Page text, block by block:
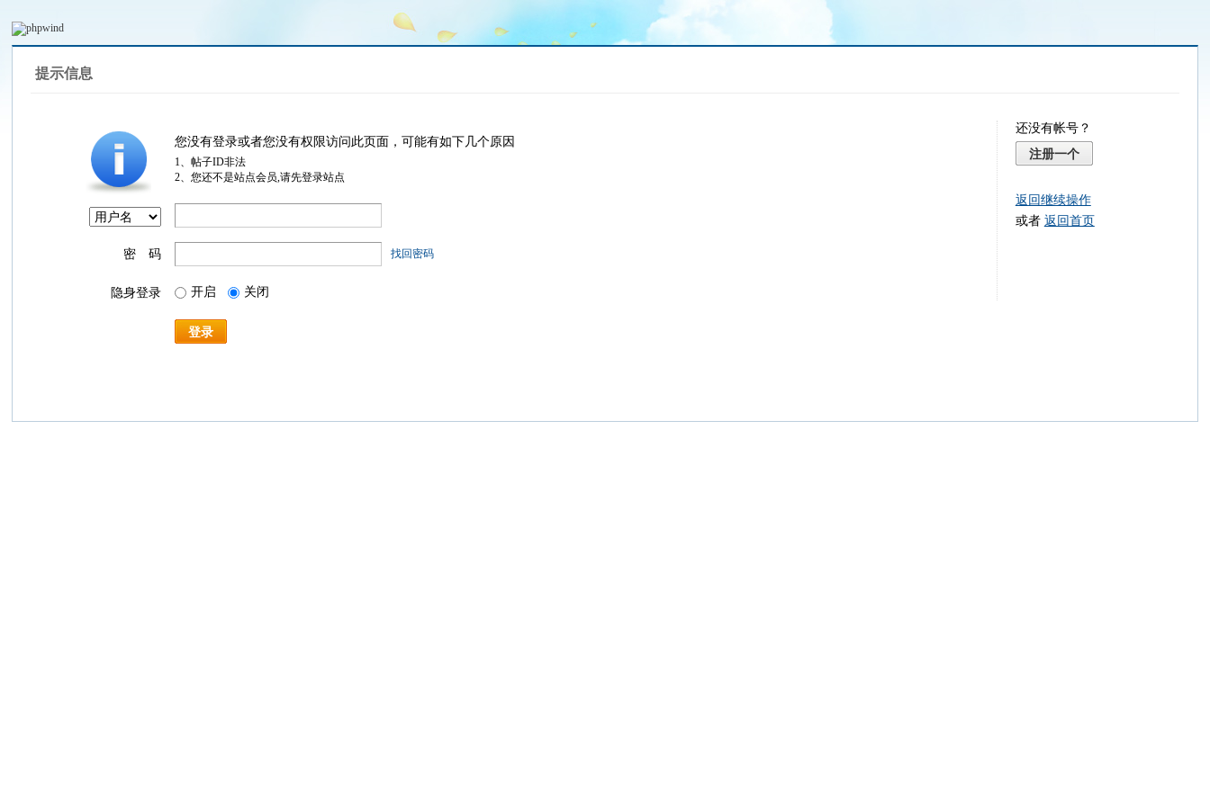
提示信息
您没有登录或者您没有权限访问此页面，可能有如下几个原因
1、帖子ID非法
2、您还不是站点会员,请先登录站点
密 码 找回密码
隐身登录 开启 关闭
登录
还没有帐号？
注册一个
返回继续操作
或者 返回首页